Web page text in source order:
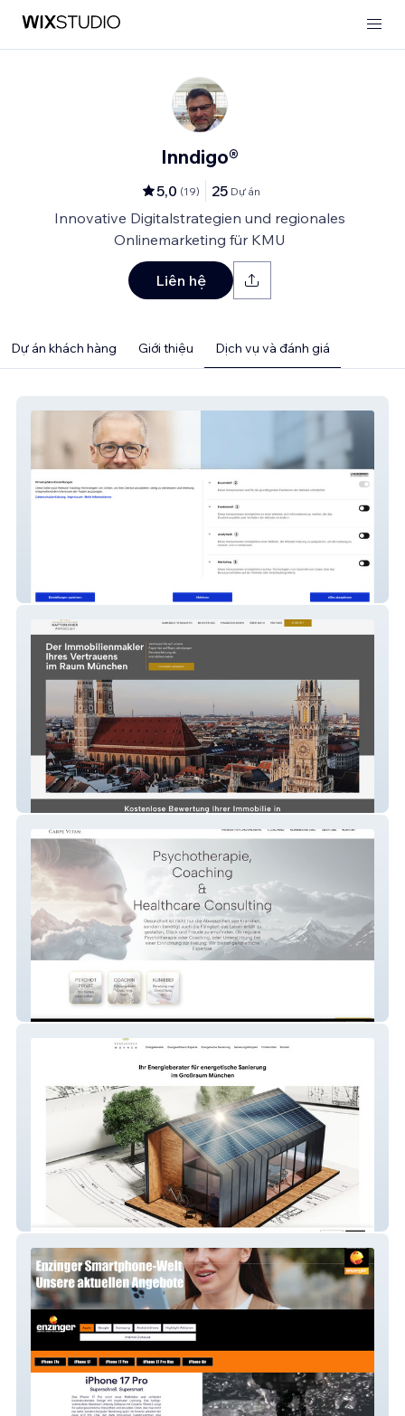
Inndigo®
5,0 (19) 25 Dự án
Innovative Digitalstrategien und regionales
Onlinemarketing für KMU
Liên hệ
Dự án khách hàng Giới thiệu Dịch vụ và đánh giá
Veit Hartsperger
Katterloher Immobilien
Carpe Vitam
Erneuerbar Wohnen 4M GmbH